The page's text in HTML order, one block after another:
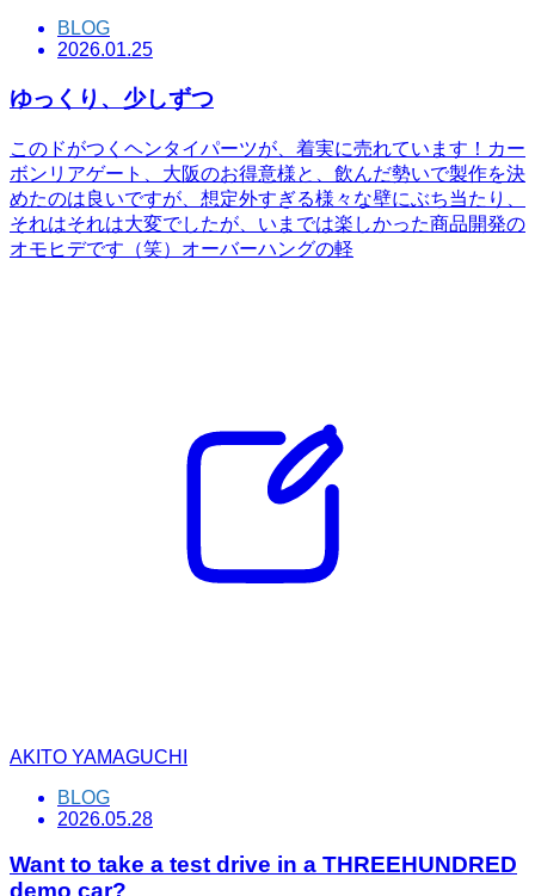
BLOG
2026.01.25
ゆっくり、少しずつ
このドがつくヘンタイパーツが、着実に売れています！カー
ボンリアゲート、大阪のお得意様と、飲んだ勢いで製作を決
めたのは良いですが、想定外すぎる様々な壁にぶち当たり、
それはそれは大変でしたが、いまでは楽しかった商品開発の
オモヒデです（笑）オーバーハングの軽
AKITO YAMAGUCHI
BLOG
2026.05.28
Want to take a test drive in a THREEHUNDRED